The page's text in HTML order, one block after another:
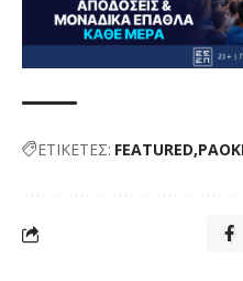
ΕΤΙΚΕΤΕΣ: FEATURED